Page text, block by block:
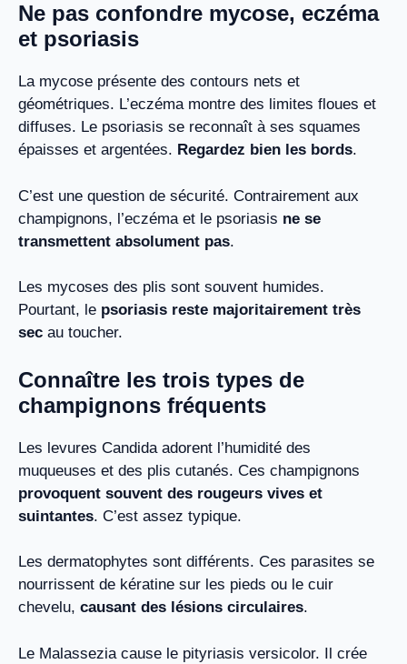
Ne pas confondre mycose, eczéma
et psoriasis
La mycose présente des contours nets et
géométriques. L’eczéma montre des limites floues et
diffuses. Le psoriasis se reconnaît à ses squames
épaisses et argentées. Regardez bien les bords.
C’est une question de sécurité. Contrairement aux
champignons, l’eczéma et le psoriasis ne se
transmettent absolument pas.
Les mycoses des plis sont souvent humides.
Pourtant, le psoriasis reste majoritairement très
sec au toucher.
Connaître les trois types de
champignons fréquents
Les levures Candida adorent l’humidité des
muqueuses et des plis cutanés. Ces champignons
provoquent souvent des rougeurs vives et
suintantes. C’est assez typique.
Les dermatophytes sont différents. Ces parasites se
nourrissent de kératine sur les pieds ou le cuir
chevelu, causant des lésions circulaires.
Le Malassezia cause le pityriasis versicolor. Il crée